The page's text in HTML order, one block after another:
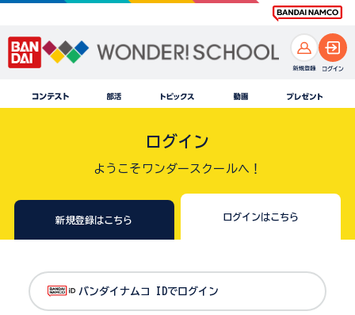
ログイン
ようこそワンダースクールへ！
新規登録はこちら ログインはこちら
バンダイナムコ IDでログイン